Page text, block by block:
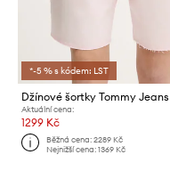
*-5 % s kódem: LST
Džínové šortky Tommy Jeans
Aktuální cena:
1299 Kč
Běžná cena:2289 Kč
Nejnižší cena:1369 Kč